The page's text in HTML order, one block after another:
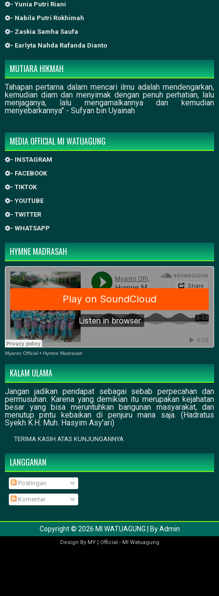
- Yunia Putri Riani
- Nabila Putri Rokhimah
- Zaskia Samha Saufa
- Earlyta Nahda Rafanda Dianto
MUTIARA HIKMAH
Tahapan pertama dalam mencari ilmu adalah mendengarkan,
kemudian diam dan menyimak dengan penuh perhatian, lalu
menjaganya, lalu mengamalkannya dan kemudian
menyebarkannya" - Sufyan bin Uyainah
MEDIA OFFICIAL MI WATUAGUNG
- INSTAGRAM
- FACEBOOK
- TIKTOK
- YOUTUBE
- TWITTER
- WHATSAPP
HYMNE MADRASAH
Myanto Official • Hymne Madrasah
KALAM ULAMA
Jangan jadikan pendapat sebagai sebab perpecahan dan
permusuhan. Karena yang demikian itu merupakan kejahatan
besar yang bisa meruntuhkan bangunan masyarakat, dan
menutup pintu kebaikan di penjuru mana saja. (Hadratus
Syekh K.H. Muh. Hasyim Asy'ari)
TERIMA KASIH ATAS KUNJUNGANNYA
LANGGANAN
Postingan
Komentar
Copyright © 2026 MI WATUAGUNG | ByAdmin
Design By MY| Official - MI Watuagung